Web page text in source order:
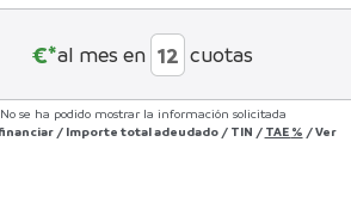
€*al mes en cuotas
No se ha podido mostrar la información solicitada
/ Importe total adeudado / TIN / TAE % /Ver